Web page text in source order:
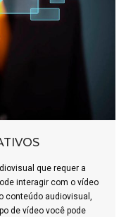
que requer a
interagir com o vídeo
conteúdo audiovisual,
de vídeo você pode